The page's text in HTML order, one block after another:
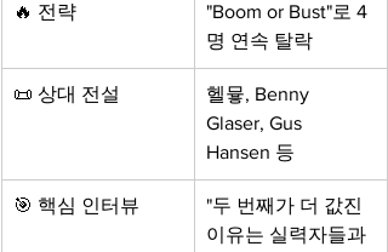
🔥 전략
"Boom or Bust"로 4
명 연속 탈락
📜 상대 전설
헬뮿, Benny
Glaser, Gus
Hansen 등
🎯 핵심 인터뷰
"두 번째가 더 값진
이유는 실력자들과